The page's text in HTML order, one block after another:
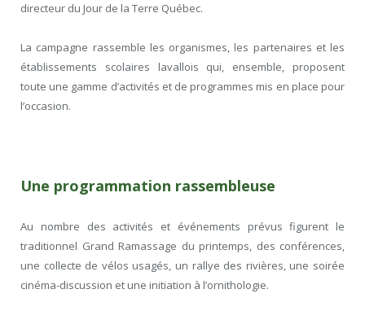
directeur du Jour de la Terre Québec.
La campagne rassemble les organismes, les partenaires et les
établissements scolaires lavallois qui, ensemble, proposent
toute une gamme d’activités et de programmes mis en place pour
l’occasion.
Une programmation rassembleuse
Au nombre des activités et événements prévus figurent le
traditionnel Grand Ramassage du printemps, des conférences,
une collecte de vélos usagés, un rallye des rivières, une soirée
cinéma-discussion et une initiation à l’ornithologie.